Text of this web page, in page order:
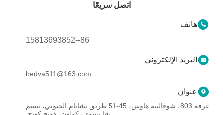
اتصل سريعًا
هاتف
86--15813693852
البريد الإلكتروني
hedva511@163.com
عنوان
غرفة 803، شوفالييه هاوس، 45-51 طريق تشاتام الجنوبي، تسيم